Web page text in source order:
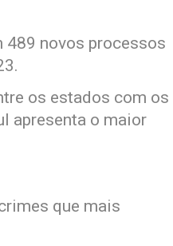
novos processos
os estados com os
apresenta o maior
que mais